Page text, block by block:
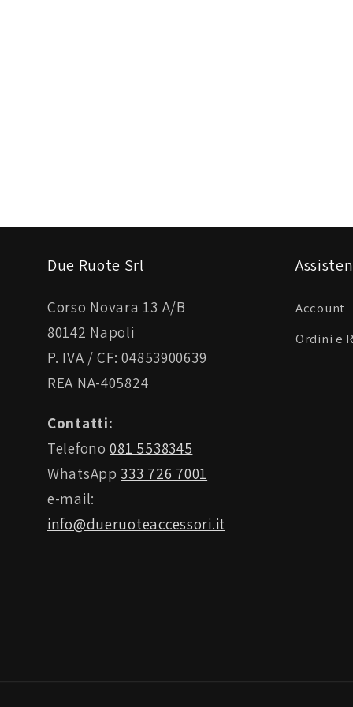
Due Ruote Srl
Corso Novara 13 A/B
80142 Napoli
P. IVA / CF: 04853900639
REA NA-405824
Contatti:
Telefono081 5538345
WhatsApp 333 726 7001
e-mail:
info@dueruoteaccessori.it
Account
Ordini e